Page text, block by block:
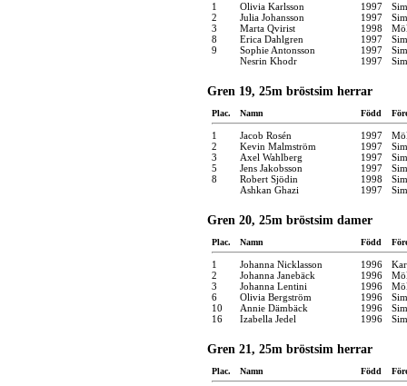
1 Olivia Karlsson 1997
2
Julia Johansson 1997
3
Marta Qvirist 1998
8
Erica Dahlgren 1997
9
Sophie Antonsson 1997
Nesrin Khodr
1997
Gren 19, 25m bröstsim herrar
Plac. Namn Född
1 Jacob Rosén 1997
2
Kevin Malmström 1997
3
Axel Wahlberg 1997
5
Jens Jakobsson 1997
8
Robert Sjödin 1998
Ashkan Ghazi
1997
Gren 20, 25m bröstsim damer
Plac. Namn Född
1 Johanna Nicklasson 1996
2
Johanna Janebäck 1996
3
Johanna Lentini 1996
6
Olivia Bergström 1996
10
Annie Dämbäck 1996
16
Izabella Jedel 1996
Gren 21, 25m bröstsim herrar
Plac. Namn Född